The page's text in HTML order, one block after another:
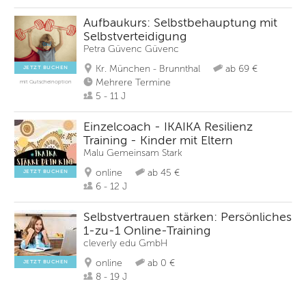
JETZT BUCHEN
mit Gutscheinoption
Aufbaukurs: Selbstbehauptung mit
Selbstverteidigung
Petra Güvenc Güvenc
Kr. München - Brunnthal
ab 69 €
Mehrere Termine
5 - 11 J
JETZT BUCHEN
Einzelcoach - IKAIKA Resilienz
Training - Kinder mit Eltern
Malu Gemeinsam Stark
online
ab 45 €
6 - 12 J
JETZT BUCHEN
Selbstvertrauen stärken: Persönliches
1-zu-1 Online-Training
cleverly edu GmbH
online
ab 0 €
8 - 19 J